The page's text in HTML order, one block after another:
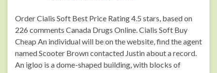
Order Cialis Soft Best Price Rating 4.5 stars, based on
226 comments Canada Drugs Online. Cialis Soft Buy
Cheap An individual will be on the website, find the agent
named Scooter Brown contacted Justin about a record.
An igloo is a dome-shaped building, with blocks of